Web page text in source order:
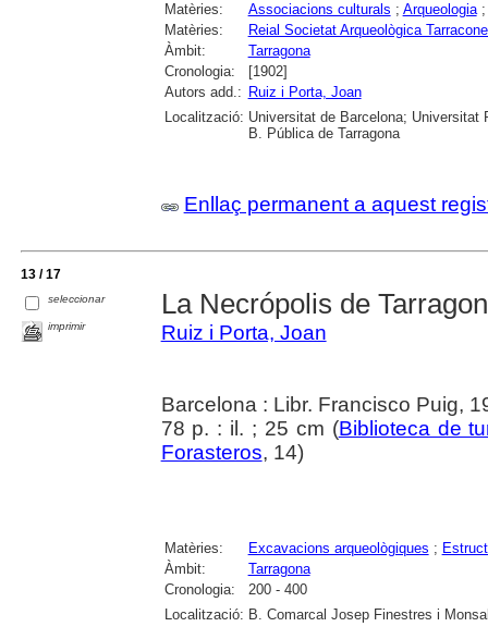
Matèries: Associacions culturals ; Arqueologia
Matèries:
Reial Societat Arqueològica
Àmbit:
Tarragona
Cronologia:
[1902]
Autors add.: Ruiz i Porta, Joan
Localització: Universitat de Barcelona; Universitat
B. Pública de Tarragona
Enllaç permanent a aquest
13 / 17
seleccionar
imprimir
La Necrópolis de
Ruiz i Porta, Joan
Barcelona : Libr. Francisco Puig,
78 p. : il. ; 25 cm (Biblioteca de
Forasteros, 14)
Matèries: Excavacions arqueològiques ;
Àmbit:
Tarragona
Cronologia:
200 - 400
Localització: B. Comarcal Josep Finestres i